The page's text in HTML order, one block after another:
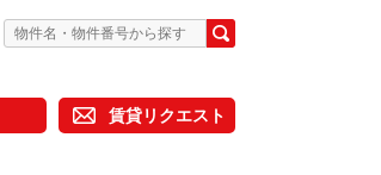
賃貸リクエスト